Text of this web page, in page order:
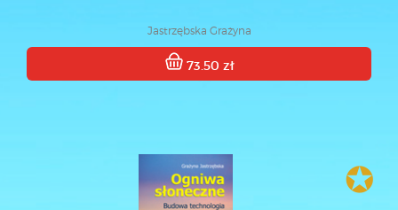
Jastrzębska Grażyna
73.50 zł
✪